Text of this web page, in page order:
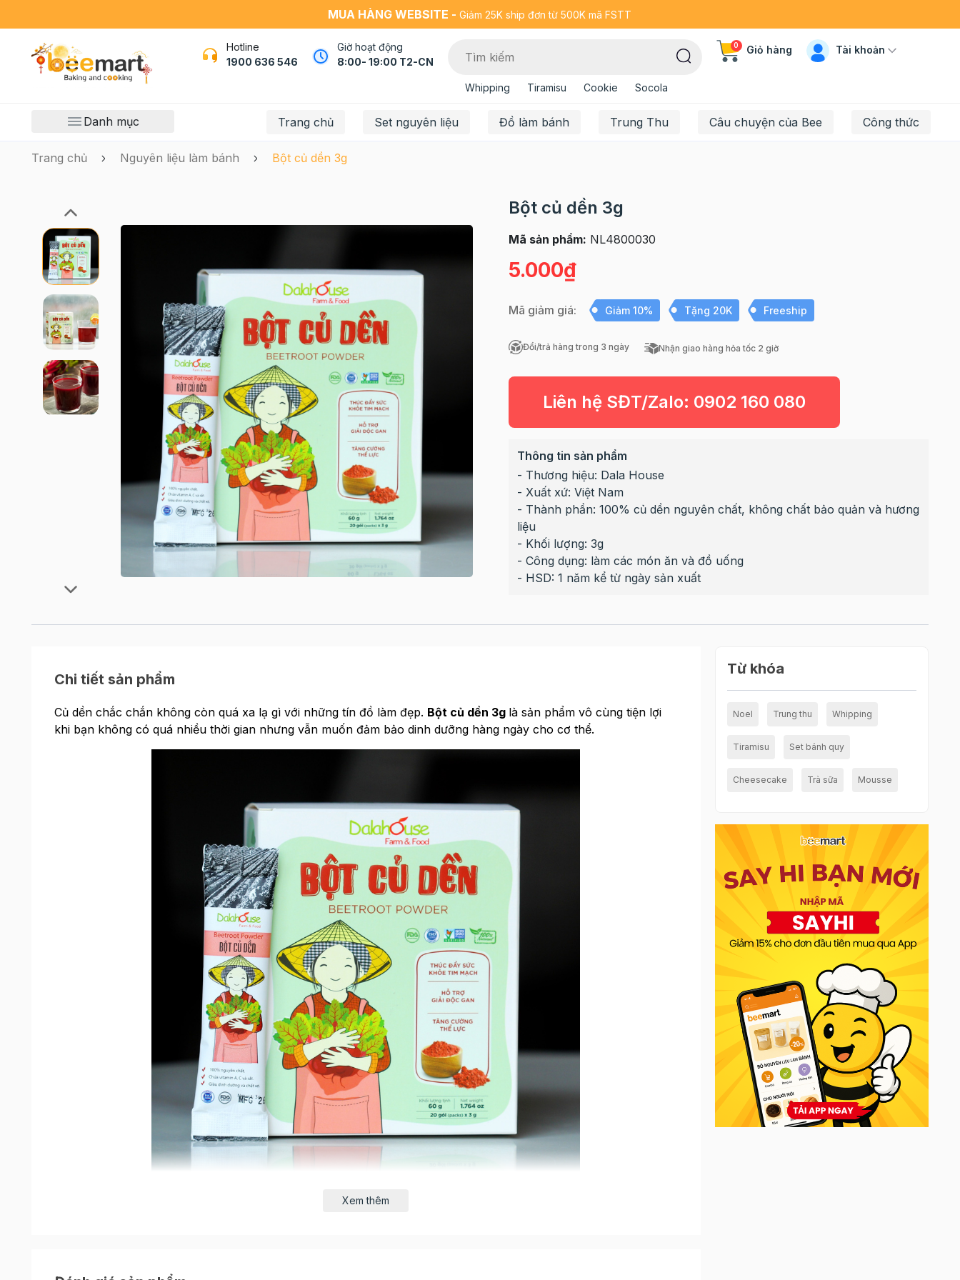
MUA HÀNG WEBSITE - Giảm 25K ship đơn từ 500K mã FSTT
Hotline
1900 636 546
Giờ hoạt động
8:00- 19:00 T2-CN
Whipping Tiramisu Cookie Socola
0 Giỏ hàng Tài khoản
Danh mục Trang chủ Set nguyên liệu Đồ làm bánh Trung Thu Câu chuyện của Bee Công thức
Trang chủ Nguyên liệu làm bánh Bột củ dền 3g
Bột củ dền 3g
Mã sản phẩm: NL4800030
5.000₫
Mã giảm giá: Giảm 10% Tặng 20K Freeship
Đổi/trả hàng trong 3 ngày Nhận giao hàng hỏa tốc 2 giờ
Liên hệ SĐT/Zalo: 0902 160 080
Thông tin sản phẩm
- Thương hiệu: Dala House
- Xuất xứ: Việt Nam
- Thành phần: 100% củ dền nguyên chất, không chất bảo quản và hương
liệu
- Khối lượng: 3g
- Công dụng: làm các món ăn và đồ uống
- HSD: 1 năm kể từ ngày sản xuất
Chi tiết sản phẩm
Củ dền chắc chắn không còn quá xa lạ gì với những tín đồ làm đẹp. Bột củ dền 3g là sản phẩm vô cùng tiện lợi
khi bạn không có quá nhiều thời gian nhưng vẫn muốn đảm bảo dinh dưỡng hàng ngày cho cơ thể.
Xem thêm
Từ khóa
Noel Trung thu Whipping
Tiramisu Set bánh quy
Cheesecake Trà sữa Mousse